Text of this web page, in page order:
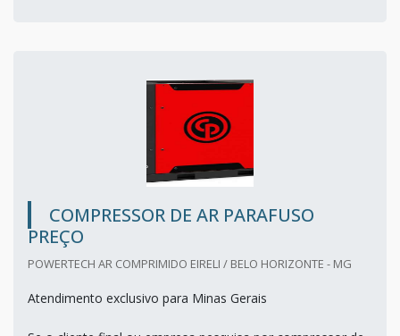
COMPRESSOR DE AR PARAFUSO
PREÇO
POWERTECH AR COMPRIMIDO EIRELI / BELO HORIZONTE - MG
Atendimento exclusivo para Minas Gerais